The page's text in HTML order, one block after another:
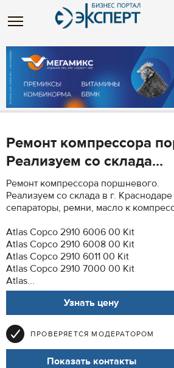
Ремонт компрессора
Реализуем со склада...
Ремонт компрессора поршневого.
Реализуем со склада в г.
сепараторы, ремни, масло к
Atlas Copco 2910 6006 00 Kit
Atlas Copco 2910 6008 00 Kit
Atlas Copco 2910 6011 00 Kit
Atlas Copco 2910 7000 00 Kit
Atlas...
Узнать цену
ПРОВЕРЯЕТСЯ МОДЕРАТОРОМ
Показать контакты